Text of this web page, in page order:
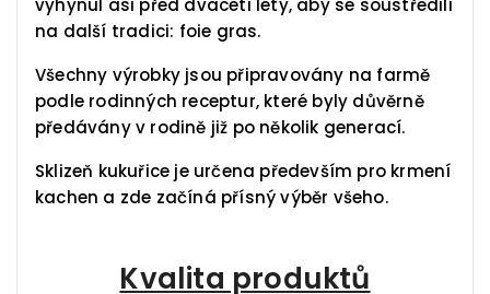
vyhynul asi před dvaceti lety, aby se soustředili
na další tradici: foie gras.
Všechny výrobky jsou připravovány na farmě
podle rodinných receptur, které byly důvěrně
předávány v rodině již po několik generací.
Sklizeň kukuřice je určena především pro krmení
kachen a zde začíná přísný výběr všeho.
Kvalita produktů